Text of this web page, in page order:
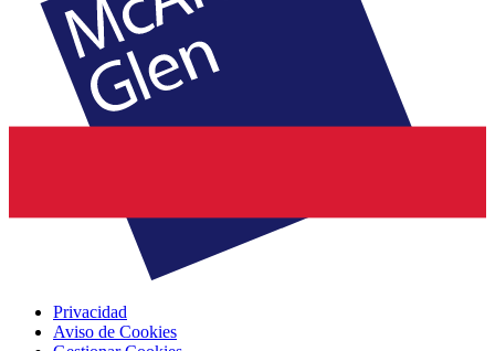
Privacidad
Aviso de Cookies